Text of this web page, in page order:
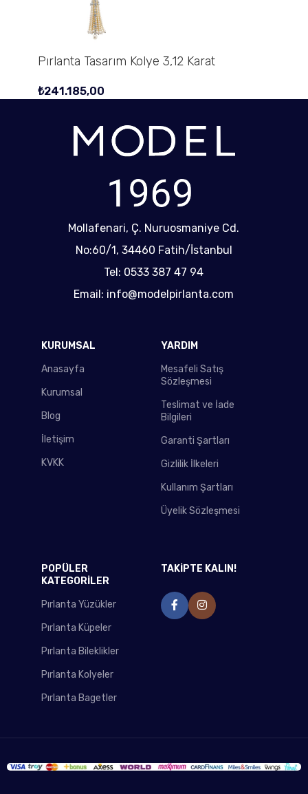
Pırlanta Tasarım Kolye 3,12 Karat
₺241.185,00
Mollafenari, Ç. Nuruosmaniye Cd.
No:60/1, 34460 Fatih/İstanbul
Tel: 0533 387 47 94
Email: info@modelpirlanta.com
KURUMSAL
Anasayfa
Kurumsal
Blog
İletişim
KVKK
YARDIM
Mesafeli Satış
Sözleşmesi
Teslimat ve İade
Bilgileri
Garanti Şartları
Gizlilik İlkeleri
Kullanım Şartları
Üyelik Sözleşmesi
POPÜLER
KATEGORİLER
Pırlanta Yüzükler
Pırlanta Küpeler
Pırlanta Bileklikler
Pırlanta Kolyeler
Pırlanta Bagetler
TAKİPTE KALIN!